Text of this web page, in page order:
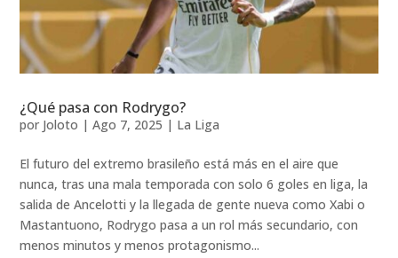
¿Qué pasa con Rodrygo?
por Joloto |Ago 7, 2025 | La Liga
El futuro del extremo brasileño está más en el aire que
nunca, tras una mala temporada con solo 6 goles en liga, la
salida de Ancelotti y la llegada de gente nueva como Xabi o
Mastantuono, Rodrygo pasa a un rol más secundario, con
menos minutos y menos protagonismo...